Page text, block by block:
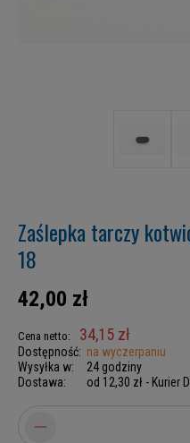
Zaślepka tarczy
18
42,00 zł
Cena netto: 34,15 zł
Dostępność: na wyczerpaniu
Wysyłka w:
24 godziny
Dostawa:
od 12,30 zł - Kurier